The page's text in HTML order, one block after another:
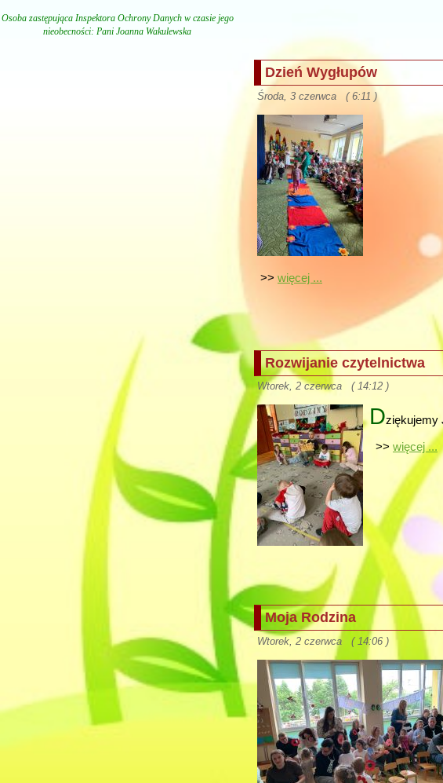
Osoba zastępująca Inspektora Ochrony Danych w czasie jego
nieobecności: Pani Joanna Wakulewska
Dzień Wygłupów
Środa, 3 czerwca ( 6:11 )
>> więcej ...
Rozwijanie czytelnictwa
Wtorek, 2 czerwca ( 14:12 )
Dziękujemy
>> więcej ...
Moja Rodzina
Wtorek, 2 czerwca ( 14:06 )